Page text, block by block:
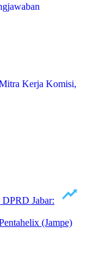
Kerja Komisi,
DPRD Jabar:
(Jampe)